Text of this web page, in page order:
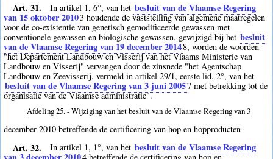
Art. 31. In artikel 1, 6°, van het besluit van de Vlaamse Regering
van 15 oktober 20103 houdende de vaststelling van algemene maatregelen
voor de co-existentie van genetisch gemodificeerde gewassen met
conventionele gewassen en biologische gewassen, gewijzigd bij het besluit
van de Vlaamse Regering van 19 december 20148, worden de woorden
"het Departement Landbouw en Visserij van het Vlaams Ministerie van
Landbouw en Visserij" vervangen door de zinsnede "het Agentschap
Landbouw en Zeevisserij, vermeld in artikel 29/1, eerste lid, 2°, van het
besluit van de Vlaamse Regering van 3 juni 20057 met betrekking tot de
organisatie van de Vlaamse administratie".
Afdeling 25. - Wijziging van het besluit van de Vlaamse Regering van 3
december 2010 betreffende de certificering van hop en hopproducten
Art. 32. In artikel 1, 1°, van het besluit van de Vlaamse Regering